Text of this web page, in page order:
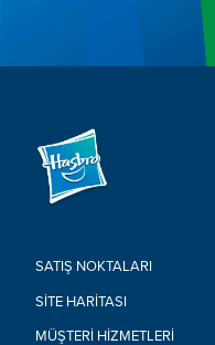
SATIŞ NOKTALARI
SITE HARITASI
MÜŞTERI HIZMETLERI